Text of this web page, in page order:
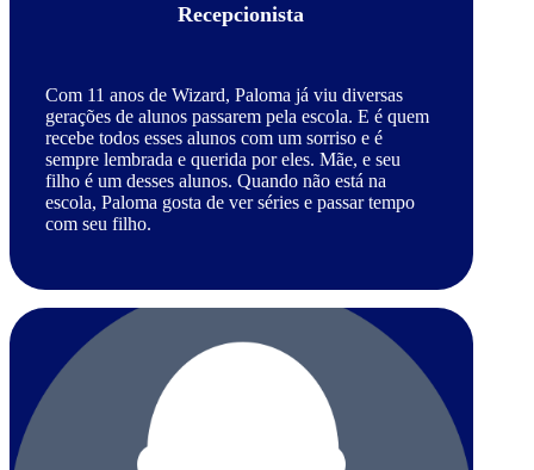
Recepcionista
Com 11 anos de Wizard, Paloma já viu diversas
gerações de alunos passarem pela escola. E é quem
recebe todos esses alunos com um sorriso e é
sempre lembrada e querida por eles. Mãe, e seu
filho é um desses alunos. Quando não está na
escola, Paloma gosta de ver séries e passar tempo
com seu filho.